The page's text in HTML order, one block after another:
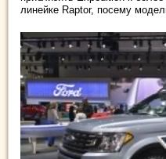
линейке Raptor, посему